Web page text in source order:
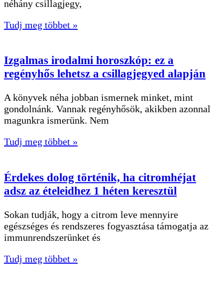
néhány csillagjegy,
Tudj meg többet »
Izgalmas irodalmi horoszkóp: ez a
regényhős lehetsz a csillagjegyed alapján
A könyvek néha jobban ismernek minket, mint
gondolnánk. Vannak regényhősök, akikben azonnal
magunkra ismerünk. Nem
Tudj meg többet »
Érdekes dolog történik, ha citromhéjat
adsz az ételeidhez 1 héten keresztül
Sokan tudják, hogy a citrom leve mennyire
egészséges és rendszeres fogyasztása támogatja az
immunrendszerünket és
Tudj meg többet »